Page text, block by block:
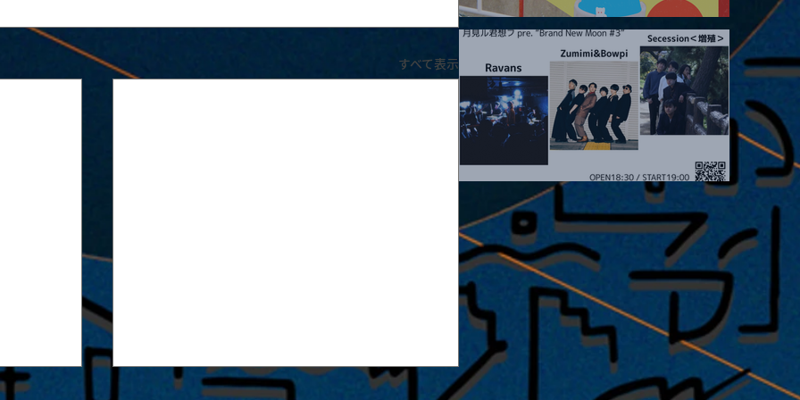
すべて表示
2026.08.19 |【観覧】JUST RIGHT!! vol.27
2026.08.20 |【観覧】月見ル君想フpre. “Brand New Moon #3”